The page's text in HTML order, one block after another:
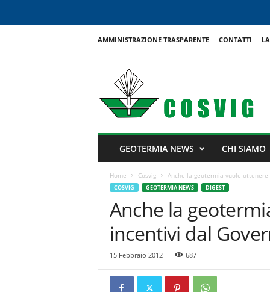
AMMINISTRAZIONE TRASPARENTE CONTATTI
GEOTERMIA NEWS CHI SIAMO
Home Cosvig Anche la geotermia vuole
COSVIG GEOTERMIA NEWS DIGEST
Anche la
incentivi dal
15 Febbraio 2012 687